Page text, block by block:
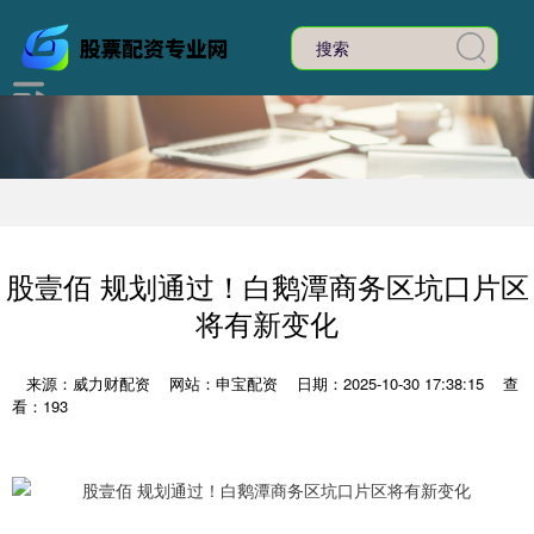
股壹佰 规划通过！白鹅潭商务区坑口片区
将有新变化
来源：威力财配资 网站：申宝配资 日期：2025-10-30 17:38:15
查
看：193